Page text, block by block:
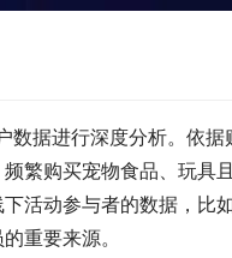
数据进行深度分析。依
繁购买宠物食品、玩具
活动参与者的数据，比
重要来源。